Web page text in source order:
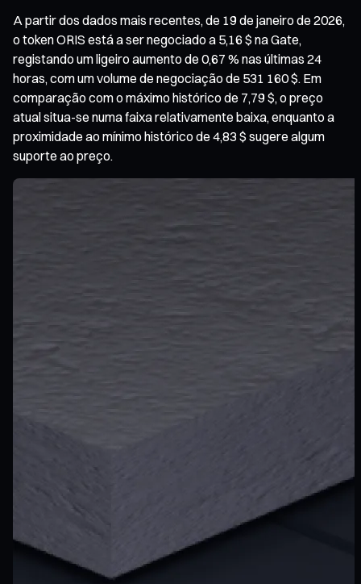
A partir dos dados mais recentes, de 19 de janeiro de 2026,
o token ORIS está a ser negociado a 5,16 $ na Gate,
registando um ligeiro aumento de 0,67 % nas últimas 24
horas, com um volume de negociação de 531 160 $. Em
comparação com o máximo histórico de 7,79 $, o preço
atual situa-se numa faixa relativamente baixa, enquanto a
proximidade ao mínimo histórico de 4,83 $ sugere algum
suporte ao preço.